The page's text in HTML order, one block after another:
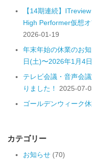
【14期連続】
High Performer仮想
2026-01-19
年末年始の休
日(土)〜2026年1月4
テレビ会議・音声会
りました！
2025-07-
ゴールデンウィーク
カテゴリー
お知らせ (70)